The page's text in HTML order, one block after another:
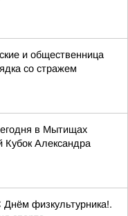
и общественница
со стражем
в Мытищах
Александра
физкультурника!.